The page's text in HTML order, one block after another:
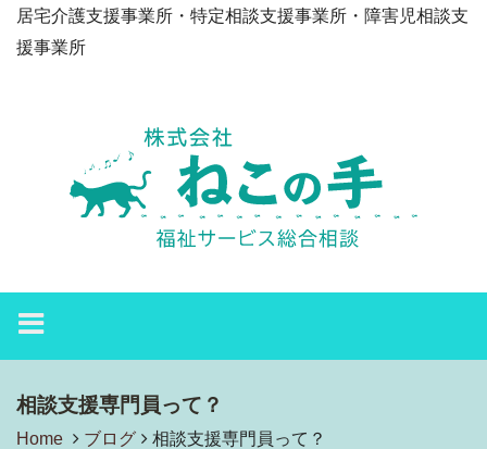
居宅介護支援事業所・特定相談支援事業所・障害児相談支
援事業所
相談支援専門員って？
Home ブログ 相談支援専門員って？